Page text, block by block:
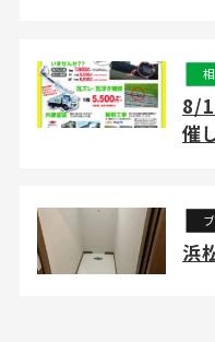
8/
催
浜